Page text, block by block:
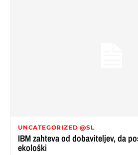
UNCATEGORIZED @SL
IBM zahteva od dobaviteljev, da
ekološki